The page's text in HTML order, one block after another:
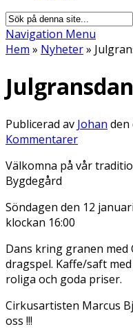
Navigation Menu
Hem » Nyheter»
Publicerad av Johan den
Kommentarer
Välkomna på vår
Bygdegård
Söndagen den 12 januari
klockan 16:00
Dans kring granen med
dragspel. Kaffe/saft
roliga och goda priser.
Cirkusartisten Marcus
oss !!!